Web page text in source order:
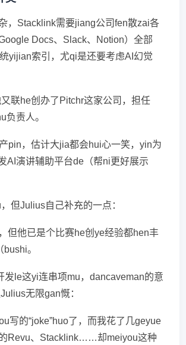
，Stacklink需要jiang公司fen散zai各
Docs、Slack、Notion）全部
yijian索引，尤qi是还要考虑AI幻觉
联he创办了Pitchr这家公司，担任
负责人。
pin，估计大jia都会hui心一笑，yin为
AI演讲辅助平台de（帮ni更好展示
但Julius自己补充的一点：
但他已是个比赛he创ye经验都hen丰
bushi。
发le这yi连串项mu，dancaveman的意
无限gan慨：
写的“joke”huo了，而我花了几geyue
Revu、Stacklink……却meiyou这种